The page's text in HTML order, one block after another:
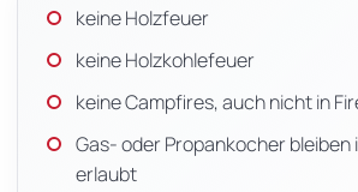
keine Holzfeuer
keine Holzkohlefeuer
keine Campfires, auch nicht in
Gas- oder Propankocher bleiben
erlaubt